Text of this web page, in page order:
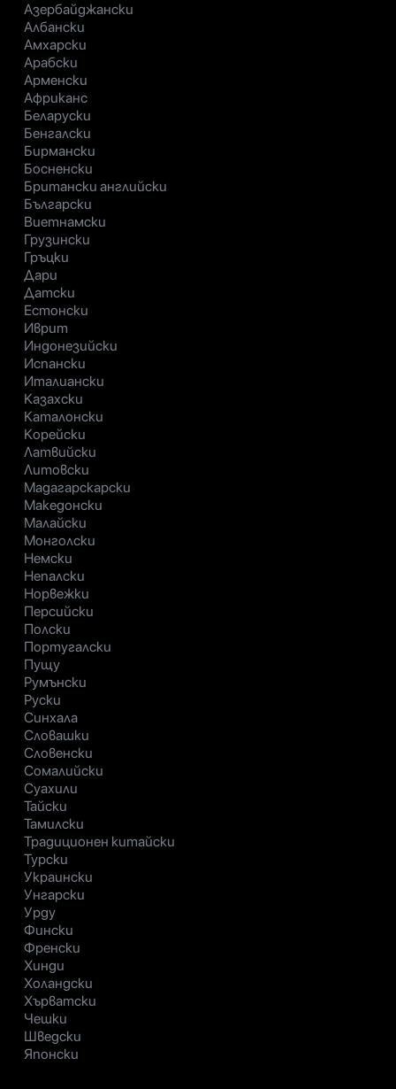
Азербайджански
Албански
Амхарски
Арабски
Арменски
Африканс
Беларуски
Бенгалски
Бирмански
Босненски
Британски английски
Български
Виетнамски
Грузински
Гръцки
Дари
Датски
Естонски
Иврит
Индонезийски
Испански
Италиански
Казахски
Каталонски
Корейски
Латвийски
Литовски
Мадагарскарски
Македонски
Малайски
Монголски
Немски
Непалски
Норвежки
Персийски
Полски
Португалски
Пущу
Румънски
Руски
Синхала
Словашки
Словенски
Сомалийски
Суахили
Тайски
Тамилски
Традиционен китайски
Турски
Украински
Унгарски
Урду
Фински
Френски
Хинди
Холандски
Хърватски
Чешки
Шведски
Японски